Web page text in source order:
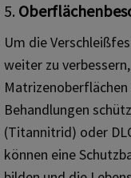
5.
Um die
weiter zu
Behandlungen
(Titannitrid) oder
können eine